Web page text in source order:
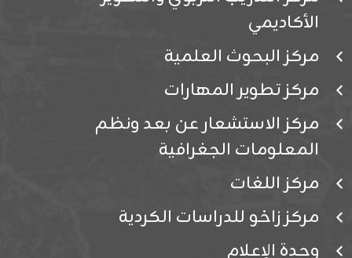
الأكاديمي
مركز البحوث العلمية
مركز تطوير المهارات
مركز الاستشعار عن بعد ونظم
المعلومات الجغرافية
مركز اللغات
مركز زاخو للدراسات الكردية
وحدة الإعلام